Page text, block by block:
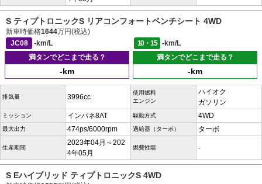
S ティプトロニックS リアコンフォートベンチシート 4WD
新車時価格1644万円(税込)
JC08
-km/L 10・15
-km/L
満タンでどこまで走る？
-km
満タンでどこまで走る？
-km
排気量 3996cc
使用燃料
エンジン
ハイオク
ガソリン
ミッション インパネ8AT 駆動方式 4WD
最大出力 474ps/6000rpm 過給器（ターボ） ターボ
生産期間
2023年04月～202
4年05月
燃費性能 -
S Eハイブリッド ティプトロニックS 4WD